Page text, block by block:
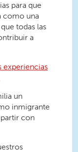
para que
como una
todas las
a
experiencias
un
inmigrante
con